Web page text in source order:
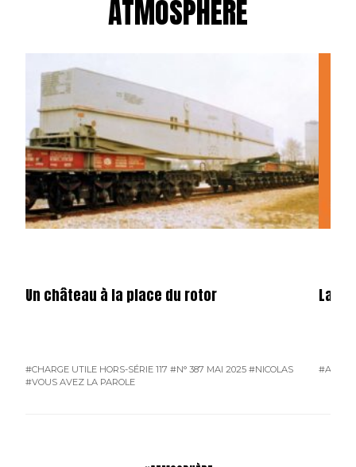
ATMOSPHÈRE
Un château à la place du rotor
#CHARGE UTILE HORS-SÉRIE 117 #N° 387 MAI 2025 #NICOLAS
#VOUS AVEZ LA PAROLE
La